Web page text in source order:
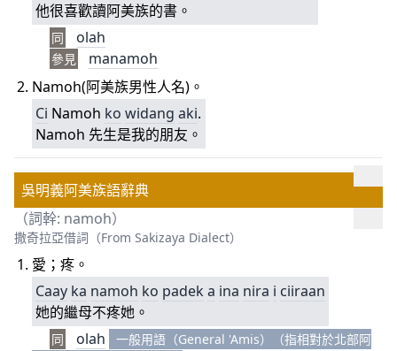
他很喜歡讀阿美族的書。
同 olah
參見
manamoh
Namoh(阿美族男性人名)。
Ci Namoh ko widang aki.
Namoh 先生是我的朋友。
吳明義阿美族語辭典
（詞幹: namoh）
撒奇拉亞借詞（From Sakizaya Dialect）
愛；疼。
Caay ka namoh ko padek a ina nira i ciiraan
她的繼母不疼她。
同 olah
一般用語（General 'Amis）（指相對於北部阿